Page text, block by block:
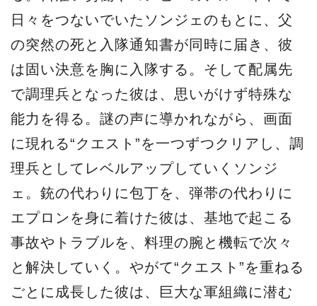
日々をつないでいたソンジェのもとに、父
の突然の死と入隊通知書が同時に届き、彼
は固い決意を胸に入隊する。そして配属先
で調理兵となった彼は、思いがけず特殊な
能力を得る。謎の声に導かれながら、画面
に現れる“クエスト”を一つずつクリアし、調
理兵としてレベルアップしていくソンジ
ェ。銃の代わりに包丁を、弾帯の代わりに
エプロンを身に着けた彼は、基地で起こる
事故やトラブルを、料理の腕と機転で次々
と解決していく。やがて“クエスト”を重ねる
ごとに成長した彼は、巨大な軍組織に潜む